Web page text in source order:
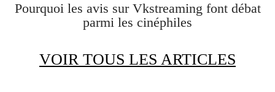
Pourquoi les avis sur Vkstreaming font débat
parmi les cinéphiles
VOIR TOUS LES ARTICLES